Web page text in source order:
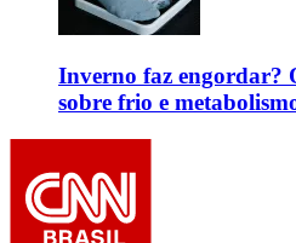
Inverno faz engordar?
sobre frio e